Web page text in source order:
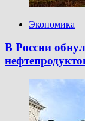
Экономика
В России